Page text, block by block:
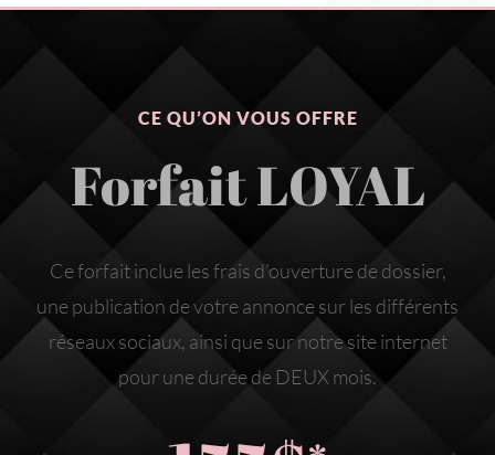
CE QU’ON VOUS OFFRE
Forfait LOYAL
Ce forfait inclue les frais d’ouverture de dossier,
une publication de votre annonce sur les différents
réseaux sociaux, ainsi que sur notre site internet
pour une durée de DEUX mois.